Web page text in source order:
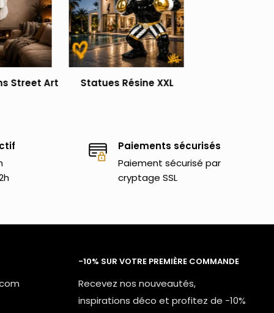
Street Art Statues Résine XXL
Paiements sécurisés
Paiement sécurisé par
cryptage SSL
-10% SUR VOTRE PREMIÈRE COMMANDE
Recevez nos nouveautés,
inspirations déco et profitez de -10%